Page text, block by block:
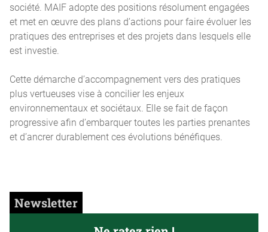
société. MAIF adopte des positions résolument engagées
et met en œuvre des plans d’actions pour faire évoluer les
pratiques des entreprises et des projets dans lesquels elle
est investie.
Cette démarche d’accompagnement vers des pratiques
plus vertueuses vise à concilier les enjeux
environnementaux et sociétaux. Elle se fait de façon
progressive afin d’embarquer toutes les parties prenantes
et d’ancrer durablement ces évolutions bénéfiques.
Newsletter